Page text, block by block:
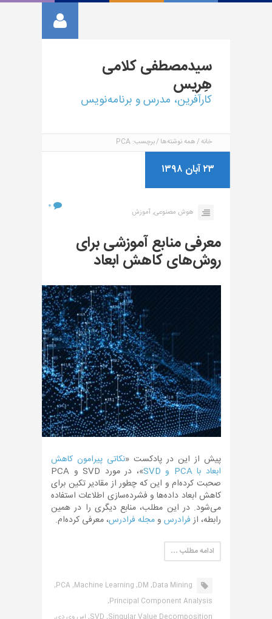
سیدمصطفیکلامی
هِریس
کارآفرین، مدرس و برنامه‌نویس
خانه همه نوشته‌ها برچسب: PCA
۲۳ آبان ۱۳۹۸
هوش مصنوعی,آموزش
۰
معرفی منابع آموزشی برای
روش‌های کاهش ابعاد
پیش از این در پادکست «نکاتی پیرامون کاهش
ابعاد با PCA و SVD
»، در مورد SVD و PCA
صحبت کرده‌ام و این که چطور از مقادیر تکین برای
کاهش ابعاد داده‌ها و فشرده‌سازی اطلاعات استفاده
می‌شود. در این مطلب، منابع دیگری را در همین
رابطه، ازفرادرس ومجله فرادرس، معرفی کرده‌ام.
ادامه مطلب …
Data Mining,
DM,
Machine Learning,
PCA,
Principal Component Analysis,